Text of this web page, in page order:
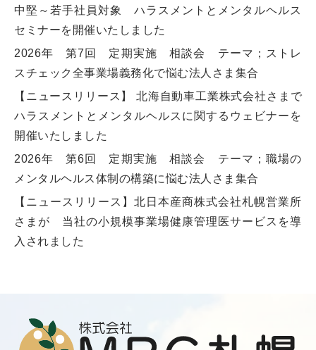
中堅～若手社員対象 ハラスメントとメンタルヘルス
セミナーを開催いたしました
2026年 第7回 定期実施 相談会 テーマ；ストレ
スチェック全事業場義務化で悩む法人さま集合
【ニュースリリース】 北海自動車工業株式会社さまで
ハラスメントとメンタルヘルスに関するウェビナーを
開催いたしました
2026年 第6回 定期実施 相談会 テーマ；職場の
メンタルヘルス体制の構築に悩む法人さま集合
【ニュースリリース】北日本産商株式会社札幌営業所
さまが 当社の小規模事業場健康管理医サービスを導
入されました